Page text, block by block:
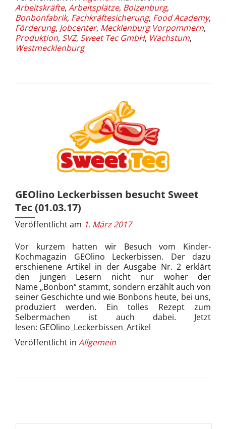
(13.4.17)
Arbeitskräfte, Arbeitsplätze, Boizenburg,
Bonbonfabrik, Fachkräftesicherung, Food Academy,
Förderung, Jobcenter, Mecklenburg Vorpommern,
Produktion, SVZ, Sweet Tec GmbH, Wachstum,
Westmecklenburg
GEOlino Leckerbissen besucht Sweet
Tec (01.03.17)
Veröffentlicht am 1. März 2017
Vor kurzem hatten wir Besuch vom Kinder-
Kochmagazin GEOlino Leckerbissen. Der dazu
erschienene Artikel in der Ausgabe Nr. 2 erklärt
den jungen Lesern nicht nur woher der
Name „Bonbon“ stammt, sondern erzählt auch von
seiner Geschichte und wie Bonbons heute, bei uns,
produziert werden. Ein tolles Rezept zum
Selbermachen ist auch dabei. Jetzt
lesen: GEOlino_Leckerbissen_Artikel
Veröffentlicht in Allgemein
Navigation